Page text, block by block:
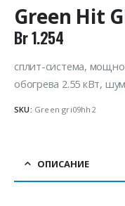
Green Hit
Br1.254
сплит-система,
обогрева 2.55 кВт,
SKU: Green gri09hh2
ОПИСАНИЕ